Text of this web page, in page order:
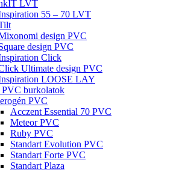
LVT
55 – 70 LVT
design PVC
design PVC
Click
Ultimate design PVC
LOOSE LAY
PVC burkolatok
PVC
Acczent Essential 70 PVC
Meteor PVC
Ruby PVC
Standart Evolution PVC
Standart Forte PVC
Standart Plaza